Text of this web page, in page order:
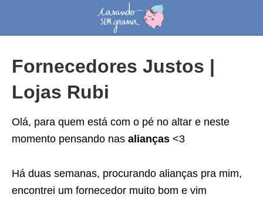
Fornecedores Justos |
Lojas Rubi
Olá, para quem está com o pé no altar e neste
momento pensando nas alianças <3
Há duas semanas, procurando alianças pra mim,
encontrei um fornecedor muito bom e vim